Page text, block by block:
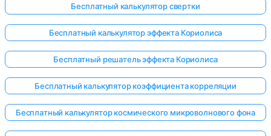
Бесплатный калькулятор свертки
Бесплатный калькулятор эффекта Кориолиса
Бесплатный решатель эффекта Кориолиса
Бесплатный калькулятор коэффициента корреляции
Бесплатный калькулятор космического микроволнового фона